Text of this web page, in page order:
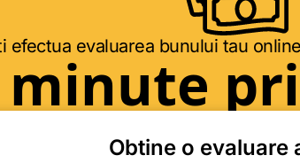
efectua evaluarea bunului tau
minute
Obtine o evaluare